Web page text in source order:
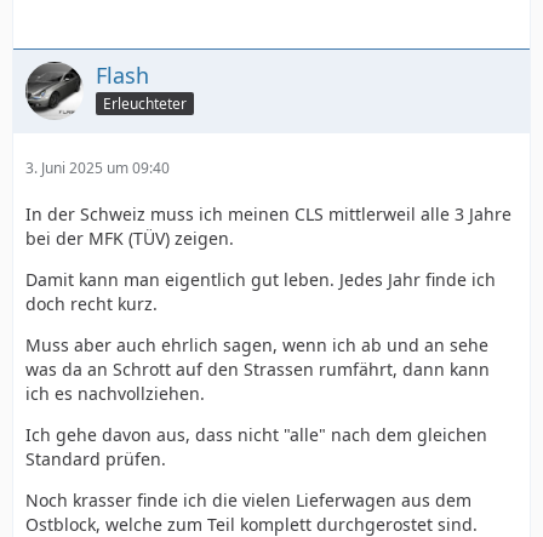
Flash
Erleuchteter
3. Juni 2025 um 09:40
In der Schweiz muss ich meinen CLS mittlerweil alle 3 Jahre
bei der MFK (TÜV) zeigen.
Damit kann man eigentlich gut leben. Jedes Jahr finde ich
doch recht kurz.
Muss aber auch ehrlich sagen, wenn ich ab und an sehe
was da an Schrott auf den Strassen rumfährt, dann kann
ich es nachvollziehen.
Ich gehe davon aus, dass nicht "alle" nach dem gleichen
Standard prüfen.
Noch krasser finde ich die vielen Lieferwagen aus dem
Ostblock, welche zum Teil komplett durchgerostet sind.